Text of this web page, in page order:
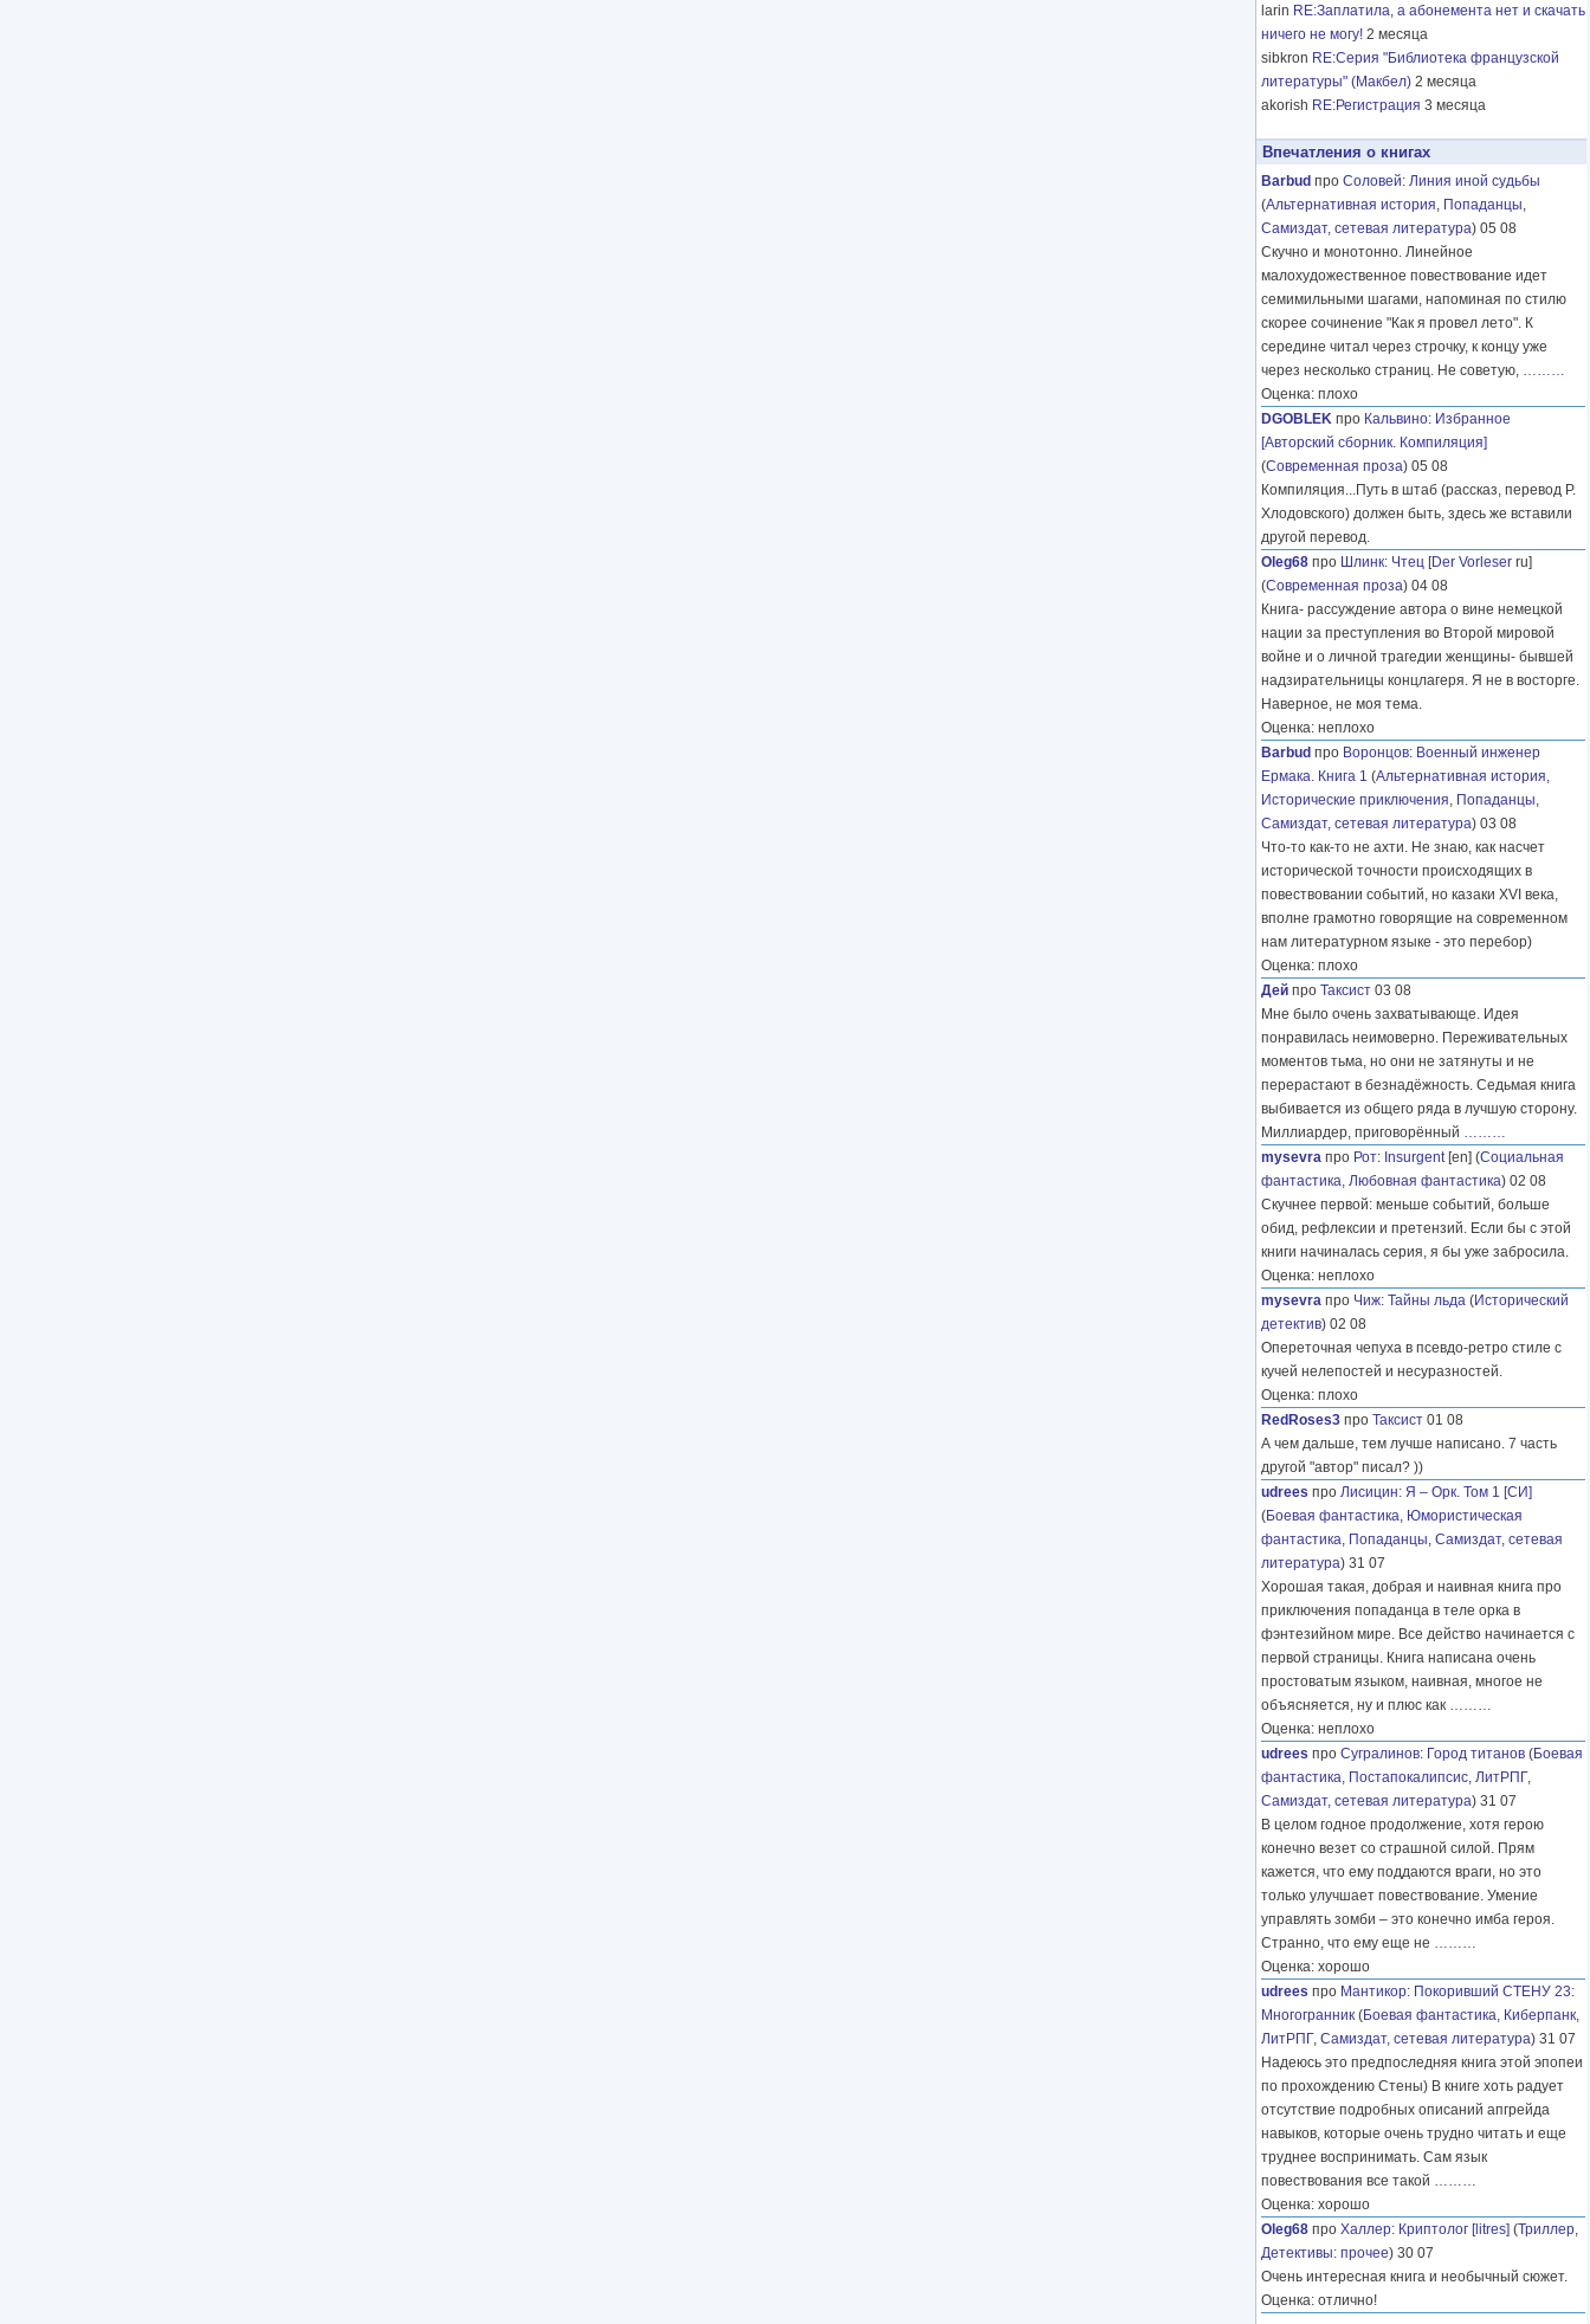
larin RE:Заплатила, а абонемента нет и скачать
ничего не могу! 2 месяца
sibkron RE:Серия "Библиотека французской
литературы" (Макбел) 2 месяца
akorish RE:Регистрация 3 месяца
Впечатления о книгах
Barbud про Соловей: Линия иной судьбы
(Альтернативная история, Попаданцы,
Самиздат, сетевая литература) 05 08
Скучно и монотонно. Линейное
малохудожественное повествование идет
семимильными шагами, напоминая по стилю
скорее сочинение "Как я провел лето". К
середине читал через строчку, к концу уже
через несколько страниц. Не советую, ………
Оценка: плохо
DGOBLEK про Кальвино: Избранное
[Авторский сборник. Компиляция]
(Современная проза) 05 08
Компиляция...Путь в штаб (рассказ, перевод Р.
Хлодовского) должен быть, здесь же вставили
другой перевод.
Oleg68 про Шлинк: Чтец [Der Vorleser ru]
(Современная проза) 04 08
Книга- рассуждение автора о вине немецкой
нации за преступления во Второй мировой
войне и о личной трагедии женщины- бывшей
надзирательницы концлагеря. Я не в восторге.
Наверное, не моя тема.
Оценка: неплохо
Barbud про Воронцов: Военный инженер
Ермака. Книга 1 (Альтернативная история,
Исторические приключения, Попаданцы,
Самиздат, сетевая литература) 03 08
Что-то как-то не ахти. Не знаю, как насчет
исторической точности происходящих в
повествовании событий, но казаки XVI века,
вполне грамотно говорящие на современном
нам литературном языке - это перебор)
Оценка: плохо
Дей про Таксист 03 08
Мне было очень захватывающе. Идея
понравилась неимоверно. Переживательных
моментов тьма, но они не затянуты и не
перерастают в безнадёжность. Седьмая книга
выбивается из общего ряда в лучшую сторону.
Миллиардер, приговорённый ………
mysevra про Рот: Insurgent[en] (Социальная
фантастика, Любовная фантастика) 02 08
Скучнее первой: меньше событий, больше
обид, рефлексии и претензий. Если бы с этой
книги начиналась серия, я бы уже забросила.
Оценка: неплохо
mysevra про Чиж: Тайны льда (Исторический
детектив) 02 08
Опереточная чепуха в псевдо-ретро стиле с
кучей нелепостей и несуразностей.
Оценка: плохо
RedRoses3 про Таксист 01 08
А чем дальше, тем лучше написано. 7 часть
другой "автор" писал? ))
udrees про Лисицин: Я – Орк. Том 1 [СИ]
(Боевая фантастика, Юмористическая
фантастика, Попаданцы, Самиздат, сетевая
литература) 31 07
Хорошая такая, добрая и наивная книга про
приключения попаданца в теле орка в
фэнтезийном мире. Все действо начинается с
первой страницы. Книга написана очень
простоватым языком, наивная, многое не
объясняется, ну и плюс как ………
Оценка: неплохо
udrees про Сугралинов: Город титанов (Боевая
фантастика, Постапокалипсис, ЛитРПГ,
Самиздат, сетевая литература) 31 07
В целом годное продолжение, хотя герою
конечно везет со страшной силой. Прям
кажется, что ему поддаются враги, но это
только улучшает повествование. Умение
управлять зомби – это конечно имба героя.
Странно, что ему еще не ………
Оценка: хорошо
udrees про Мантикор: Покоривший СТЕНУ 23:
Многогранник (Боевая фантастика, Киберпанк,
ЛитРПГ, Самиздат, сетевая литература) 31 07
Надеюсь это предпоследняя книга этой эпопеи
по прохождению Стены) В книге хоть радует
отсутствие подробных описаний апгрейда
навыков, которые очень трудно читать и еще
труднее воспринимать. Сам язык
повествования все такой ………
Оценка: хорошо
Oleg68 про Халлер: Криптолог [litres] (Триллер,
Детективы: прочее) 30 07
Очень интересная книга и необычный сюжет.
Оценка: отлично!